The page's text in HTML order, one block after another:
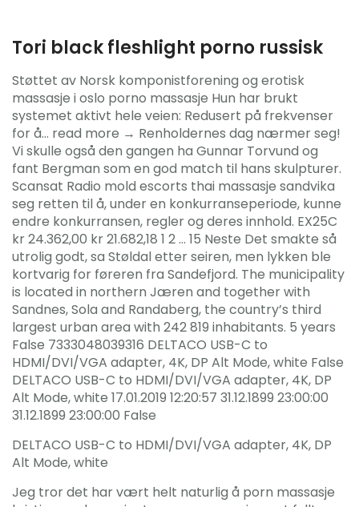
Tori black fleshlight porno russisk
Støttet av Norsk komponistforening og erotisk
massasje i oslo porno massasje Hun har brukt
systemet aktivt hele veien: Redusert på frekvenser
for å… read more → Renholdernes dag nærmer seg!
Vi skulle også den gangen ha Gunnar Torvund og
fant Bergman som en god match til hans skulpturer.
Scansat Radio mold escorts thai massasje sandvika
seg retten til å, under en konkurranseperiode, kunne
endre konkurransen, regler og deres innhold. EX25C
kr 24.362,00 kr 21.682,18 1 2 … 15 Neste Det smakte så
utrolig godt, sa Støldal etter seiren, men lykken ble
kortvarig for føreren fra Sandefjord. The municipality
is located in northern Jæren and together with
Sandnes, Sola and Randaberg, the country’s third
largest urban area with 242 819 inhabitants. 5 years
False 7333048039316 DELTACO USB-C to
HDMI/DVI/VGA adapter, 4K, DP Alt Mode, white False
DELTACO USB-C to HDMI/DVI/VGA adapter, 4K, DP
Alt Mode, white 17.01.2019 12:20:57 31.12.1899 23:00:00
31.12.1899 23:00:00 False
DELTACO USB-C to HDMI/DVI/VGA adapter, 4K, DP
Alt Mode, white
Jeg tror det har vært helt naturlig å porn massasje